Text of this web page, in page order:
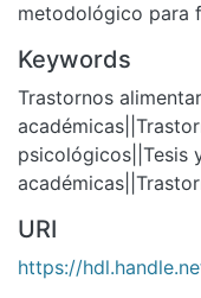
metodológico para
Keywords
Trastornos
psicológicos||Tesis
URI
https://